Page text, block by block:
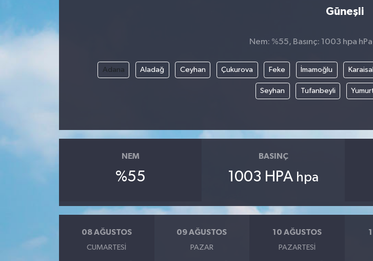
Güneşli
Nem: %55, Basınç: 1003 hpa
Adana Aladağ Ceyhan Çukurova Feke İmamoğlu
Seyhan Tufanbeyli
NEM
%55
BASINÇ
1003 HPA hpa
08 AĞUSTOS
CUMARTESI
09 AĞUSTOS
PAZAR
10 AĞUSTOS
PAZARTESI